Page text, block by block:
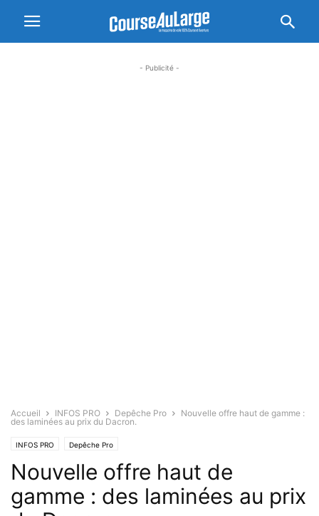
- Publicité -
Accueil INFOS PRO Depêche Pro
Nouvelle offre haut de gamme :
des laminées au prix du Dacron.
INFOS PRO Depêche Pro
Nouvelle offre haut de
gamme : des laminées au prix